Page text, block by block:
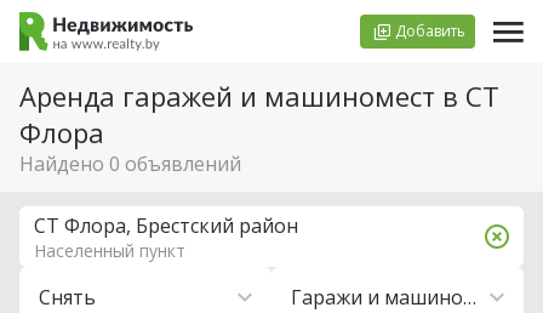
Добавить
Аренда гаражей и машиномест в СТ
Флора
Найдено 0 объявлений
Снять Гаражи и машиноместа
СТ Флора, Брестский район
Населенный пункт